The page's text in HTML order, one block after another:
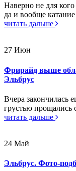
Наверно не для
да и вообще
читать дальше
27 Июн
Фрирайд выше
Эльбрус
Вчера закончилась
грустью прощались
читать дальше
24 Май
Эльбрус. Фото-